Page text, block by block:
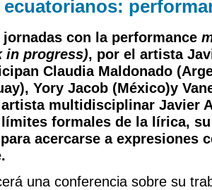
ecuatorianos:
con la performance
in progress), por el artista
Claudia Maldonado
Yory Jacob (México)y
artista multidisciplinar Javier
formales de la lírica,
acercarse a expresiones
una conferencia sobre su